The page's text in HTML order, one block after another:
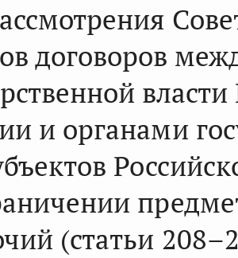
договоров
и органами
(статьи